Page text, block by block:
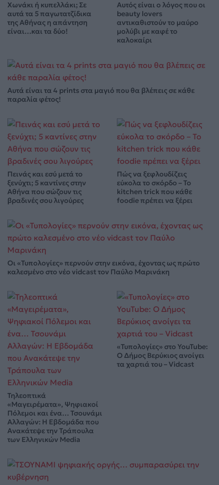
Χωνάκι ή κυπελλάκι; Σε
αυτά τα 5 παγωτατζίδικα
της Αθήνας η απάντηση
είναι…και τα δύο!
Αυτός είναι ο λόγος που οι
beauty lovers
αντικαθιστούν το μαύρο
μολύβι με καφέ το
καλοκαίρι
Αυτά είναι τα 4 prints στα μαγιό που θα βλέπεις σε κάθε
παραλία φέτος!
Πεινάς και εσύ μετά το
ξενύχτι; 5 καντίνες στην
Αθήνα που σώζουν τις
βραδινές σου λιγούρες
Πώς να ξεφλουδίζεις
εύκολα το σκόρδο – Το
kitchen trick που κάθε
foodie πρέπει να ξέρει
Οι «Τυπολογίες» περνούν στην εικόνα, έχοντας ως πρώτο
καλεσμένο στο νέο vidcast τον Παύλο Μαρινάκη
Τηλεοπτικά
«Μαγειρέματα», Ψηφιακοί
Πόλεμοι και ένα… Τσουνάμι
Αλλαγών: Η Εβδομάδα που
Ανακάτεψε την Τράπουλα
των Ελληνικών Media
«Τυπολογίες» στο YouTube:
Ο Δήμος Βερύκιος ανοίγει
τα χαρτιά του – Vidcast